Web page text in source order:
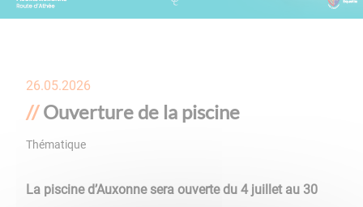
26.05.2026
Ouverture de la piscine
Thématique
La piscine d’Auxonne sera ouverte du 4 juillet au 30